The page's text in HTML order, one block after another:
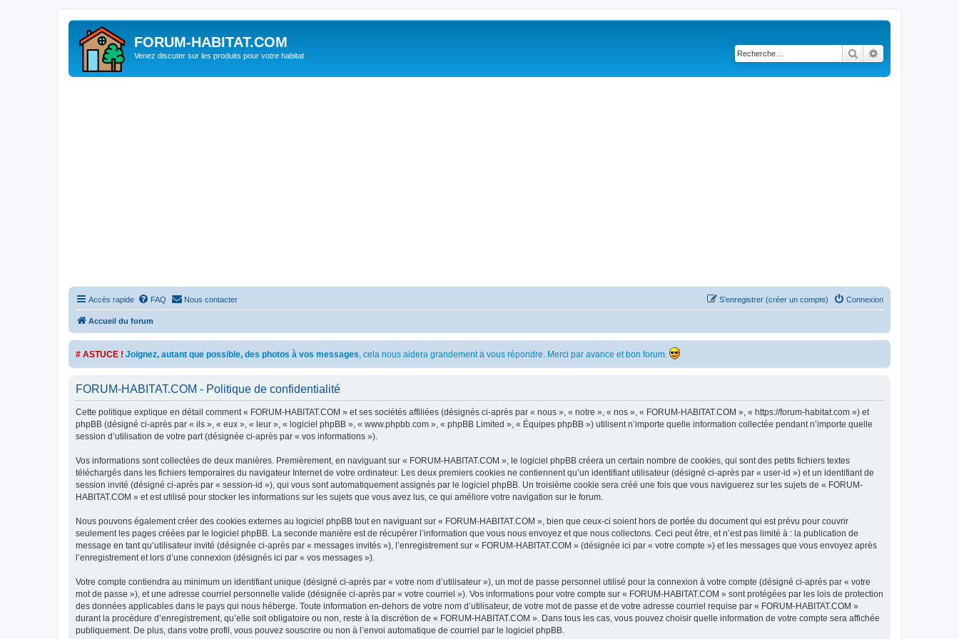
FORUM-HABITAT.COM
Venez discuter sur les produits pour votre habitat Rechercher
Accès rapide FAQ Nous contacter Connexion
S’enregistrer (créer un compte)
Accueil du forum
# ASTUCE ! Joignez, autant que possible, des photos à vos messages, cela nous aidera grandement à vous répondre. Merci par avance et bon forum.
FORUM-HABITAT.COM - Politique de confidentialité
Cette politique explique en détail comment « FORUM-HABITAT.COM » et ses sociétés affiliées (désignés ci-après par « nous », « notre », « nos », « FORUM-HABITAT.COM », « https://forum-habitat.com ») et
phpBB (désigné ci-après par « ils », « eux », « leur », « logiciel phpBB », « www.phpbb.com », « phpBB Limited », « Équipes phpBB ») utilisent n’importe quelle information collectée pendant n’importe quelle
session d’utilisation de votre part (désignée ci-après par « vos informations »).
Vos informations sont collectées de deux manières. Premièrement, en naviguant sur « FORUM-HABITAT.COM », le logiciel phpBB créera un certain nombre de cookies, qui sont des petits fichiers textes
téléchargés dans les fichiers temporaires du navigateur Internet de votre ordinateur. Les deux premiers cookies ne contiennent qu’un identifiant utilisateur (désigné ci-après par « user-id ») et un identifiant de
session invité (désigné ci-après par « session-id »), qui vous sont automatiquement assignés par le logiciel phpBB. Un troisième cookie sera créé une fois que vous naviguerez sur les sujets de « FORUM-
HABITAT.COM » et est utilisé pour stocker les informations sur les sujets que vous avez lus, ce qui améliore votre navigation sur le forum.
Nous pouvons également créer des cookies externes au logiciel phpBB tout en naviguant sur « FORUM-HABITAT.COM », bien que ceux-ci soient hors de portée du document qui est prévu pour couvrir
seulement les pages créées par le logiciel phpBB. La seconde manière est de récupérer l’information que vous nous envoyez et que nous collectons. Ceci peut être, et n’est pas limité à : la publication de
message en tant qu’utilisateur invité (désignée ci-après par « messages invités »), l’enregistrement sur « FORUM-HABITAT.COM » (désignée ici par « votre compte ») et les messages que vous envoyez après
l’enregistrement et lors d’une connexion (désignés ici par « vos messages »).
Votre compte contiendra au minimum un identifiant unique (désigné ci-après par « votre nom d’utilisateur »), un mot de passe personnel utilisé pour la connexion à votre compte (désigné ci-après par « votre
mot de passe »), et une adresse courriel personnelle valide (désignée ci-après par « votre courriel »). Vos informations pour votre compte sur « FORUM-HABITAT.COM » sont protégées par les lois de protection
des données applicables dans le pays qui nous héberge. Toute information en-dehors de votre nom d’utilisateur, de votre mot de passe et de votre adresse courriel requise par « FORUM-HABITAT.COM »
durant la procédure d’enregistrement, qu’elle soit obligatoire ou non, reste à la discrétion de « FORUM-HABITAT.COM ». Dans tous les cas, vous pouvez choisir quelle information de votre compte sera affichée
publiquement. De plus, dans votre profil, vous pouvez souscrire ou non à l’envoi automatique de courriel par le logiciel phpBB.